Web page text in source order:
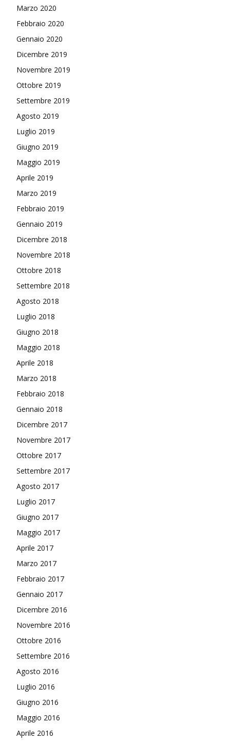
Marzo 2020
Febbraio 2020
Gennaio 2020
Dicembre 2019
Novembre 2019
Ottobre 2019
Settembre 2019
Agosto 2019
Luglio 2019
Giugno 2019
Maggio 2019
Aprile 2019
Marzo 2019
Febbraio 2019
Gennaio 2019
Dicembre 2018
Novembre 2018
Ottobre 2018
Settembre 2018
Agosto 2018
Luglio 2018
Giugno 2018
Maggio 2018
Aprile 2018
Marzo 2018
Febbraio 2018
Gennaio 2018
Dicembre 2017
Novembre 2017
Ottobre 2017
Settembre 2017
Agosto 2017
Luglio 2017
Giugno 2017
Maggio 2017
Aprile 2017
Marzo 2017
Febbraio 2017
Gennaio 2017
Dicembre 2016
Novembre 2016
Ottobre 2016
Settembre 2016
Agosto 2016
Luglio 2016
Giugno 2016
Maggio 2016
Aprile 2016